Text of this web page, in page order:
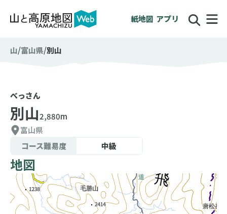
紙地図 アプリ
山 富山県 別山
べっさん
別山2,880m
富山県
コース難易度
中級
地図